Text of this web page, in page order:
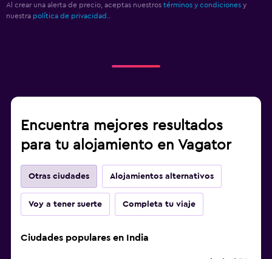
Al crear una alerta de precio, aceptas nuestros términos y condiciones y
nuestra política de privacidad.
Encuentra mejores resultados
para tu alojamiento en Vagator
Otras ciudades Alojamientos alternativos
Voy a tener suerte Completa tu viaje
Ciudades populares en India